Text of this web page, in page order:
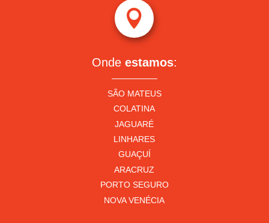

Onde estamos:
SÃO MATEUS
COLATINA
JAGUARÉ
LINHARES
GUAÇUÍ
ARACRUZ
PORTO SEGURO
NOVA VENÉCIA